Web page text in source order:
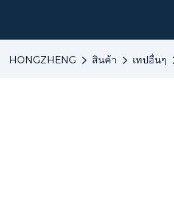
HONGZHENG สินค้า เทปอื่นๆ